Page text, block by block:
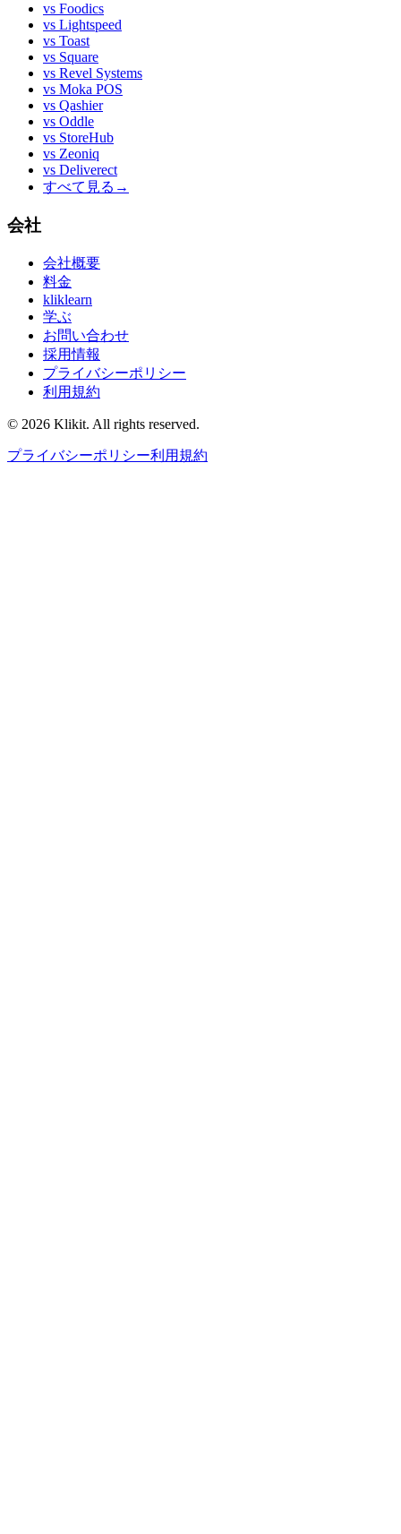
vs Foodics
vs Lightspeed
vs Toast
vs Square
vs Revel Systems
vs Moka POS
vs Qashier
vs Oddle
vs StoreHub
vs Zeoniq
vs Deliverect
すべて見る →
会社
会社概要
料金
kliklearn
学ぶ
お問い合わせ
採用情報
プライバシーポリシー
利用規約
© 2026 Klikit. All rights reserved.
プライバシーポリシー利用規約